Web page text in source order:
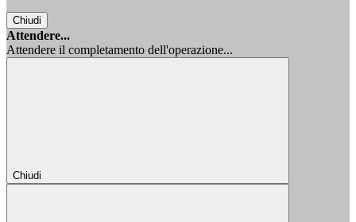
Chiudi
Attendere...
Attendere il completamento dell'operazione...
Chiudi